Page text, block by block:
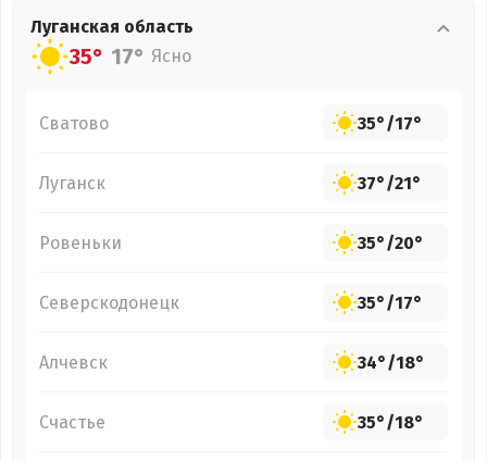
Луганская область
35° 17° Ясно
Сватово 35°/17°
Луганск 37°/21°
Ровеньки 35°/20°
Северскодонецк 35°/17°
Алчевск 34°/18°
Счастье 35°/18°